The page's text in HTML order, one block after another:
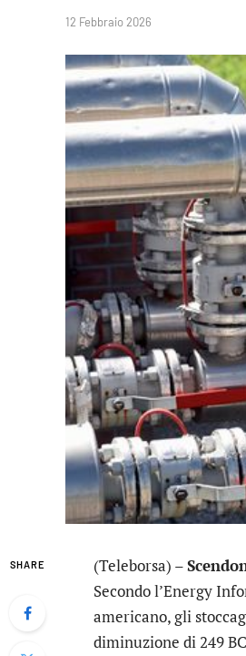
12 Febbraio 2026
SHARE (Teleborsa) –
Secondo l’Energy
americano, gli
diminuzione di 249